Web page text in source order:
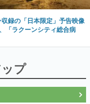
録の「日本限定」予告映像
「ラクーンシティ総合病
プ